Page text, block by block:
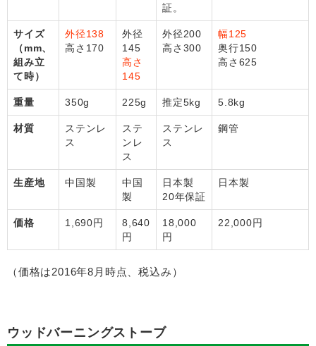
証。
サイズ
（mm、
組み立
て時）
外径138
高さ170
外径
145
高さ
145
外径200
高さ300
幅125
奥行150
高さ625
重量 350g 225g 推定5kg 5.8kg
材質
ステンレ
ス
ステ
ンレ
ス
ステンレ
ス
鋼管
生産地 中国製
中国
製
日本製
20年保証
日本製
価格 1,690円
8,640
円
18,000
円
22,000円
（価格は2016年8月時点、税込み）
ウッドバーニングストーブ